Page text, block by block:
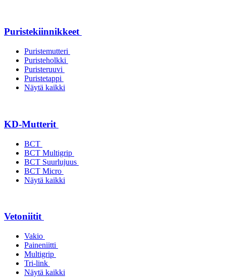
Puristekiinnikkeet
Puristemutteri
Puristeholkki
Puristeruuvi
Puristetappi
Näytä kaikki
KD-Mutterit
BCT
BCT Multigrip
BCT Suurlujuus
BCT Micro
Näytä kaikki
Vetoniitit
Vakio
Paineniitti
Multigrip
Tri-link
Näytä kaikki